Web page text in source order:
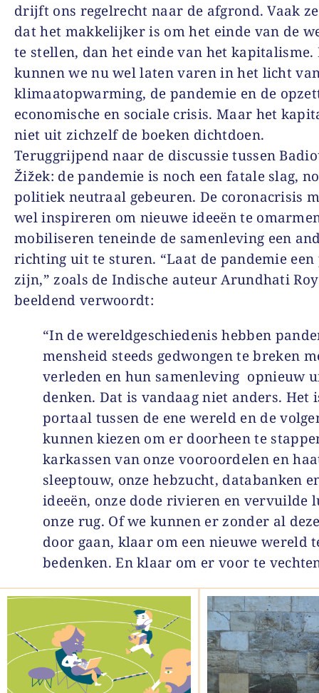
drijft ons regelrecht naar de afgrond. Vaak
dat het makkelijker is om het einde van de
te stellen, dan het einde van het kapitalisme.
kunnen we nu wel laten varen in het licht
klimaatopwarming, de pandemie en de
economische en sociale crisis. Maar het
niet uit zichzelf de boeken dichtdoen.
Teruggrijpend naar de discussie tussen
Žižek: de pandemie is noch een fatale slag,
politiek neutraal gebeuren. De coronacrisis
wel inspireren om nieuwe ideeën te
mobiliseren teneinde de samenleving een
richting uit te sturen. “Laat de pandemie
zijn,” zoals de Indische auteur Arundhati
beeldend verwoordt:
“In de wereldgeschiedenis hebben
mensheid steeds gedwongen te breken
verleden en hun samenleving opnieuw
denken. Dat is vandaag niet anders. Het
portaal tussen de ene wereld en de
kunnen kiezen om er doorheen te
karkassen van onze vooroordelen en
sleeptouw, onze hebzucht, databanken
ideeën, onze dode rivieren en vervuilde
onze rug. Of we kunnen er zonder al
door gaan, klaar om een nieuwe wereld
bedenken. En klaar om er voor te